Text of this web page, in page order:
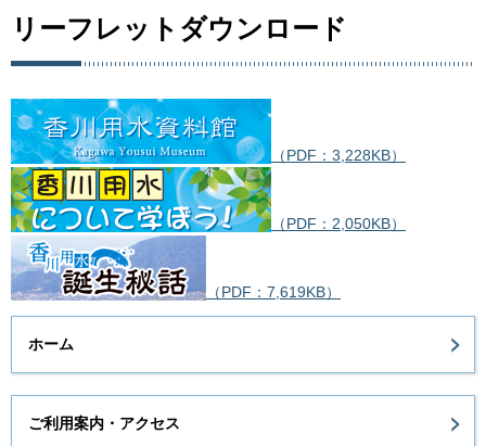
リーフレットダウンロード
（PDF：3,228KB）
（PDF：2,050KB）
（PDF：7,619KB）
ホーム
ご利用案内・アクセス